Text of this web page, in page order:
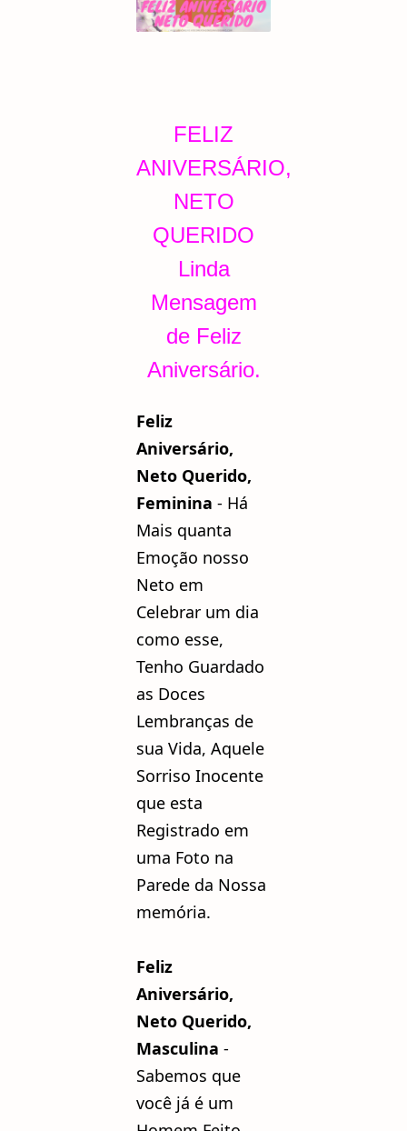
FELIZ
ANIVERSÁRIO,
NETO
QUERIDO
Linda
Mensagem
de Feliz
Aniversário.
Feliz
Aniversário,
Neto Querido,
Feminina - Há
Mais quanta
Emoção nosso
Neto em
Celebrar um dia
como esse,
Tenho Guardado
as Doces
Lembranças de
sua Vida, Aquele
Sorriso Inocente
que esta
Registrado em
uma Foto na
Parede da Nossa
memória.
Feliz
Aniversário,
Neto Querido,
Masculina -
Sabemos que
você já é um